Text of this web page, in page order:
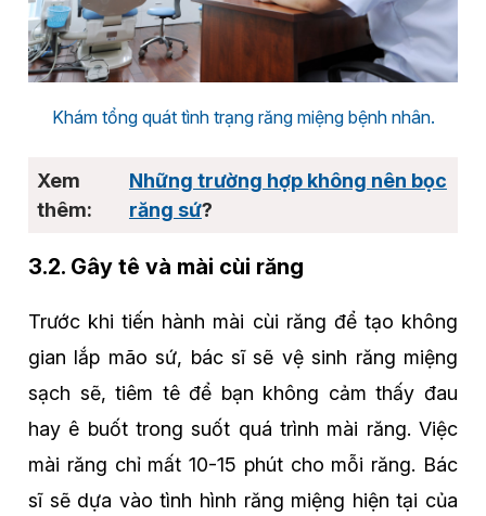
Khám tổng quát tình trạng răng miệng bệnh nhân.
Những trường hợp không nên bọc
răng sứ?
3.2. Gây tê và mài cùi răng
Trước khi tiến hành mài cùi răng để tạo không
gian lắp mão sứ, bác sĩ sẽ vệ sinh răng miệng
sạch sẽ, tiêm tê để bạn không cảm thấy đau
hay ê buốt trong suốt quá trình mài răng. Việc
mài răng chỉ mất 10-15 phút cho mỗi răng. Bác
sĩ sẽ dựa vào tình hình răng miệng hiện tại của